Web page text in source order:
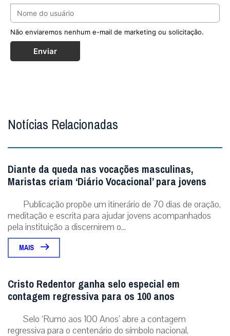
Não enviaremos nenhum e-mail de marketing ou solicitação.
Enviar
Notícias Relacionadas
Diante da queda nas vocações masculinas,
Maristas criam ‘Diário Vocacional’ para jovens
Publicação propõe um itinerário de 70 dias de oração,
meditação e escrita para ajudar jovens acompanhados
pela instituição a discernirem o...
MAIS
Cristo Redentor ganha selo especial em
contagem regressiva para os 100 anos
Selo ‘Rumo aos 100 Anos’ abre a contagem
regressiva para o centenário do símbolo nacional,